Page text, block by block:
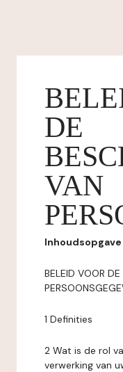
DE
VAN
Inhoudsopgave
BELEID VOOR
1 Definities
2 Wat is de rol
verwerking van